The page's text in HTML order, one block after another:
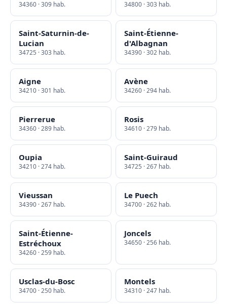
34360 · 309 hab. 34800 · 303 hab.
Saint-Saturnin-de-
Lucian
34725 · 303 hab.
Saint-Étienne-
d'Albagnan
34390 · 302 hab.
Aigne
34210 · 301 hab.
Avène
34260 · 294 hab.
Pierrerue
34360 · 289 hab.
Rosis
34610 · 279 hab.
Oupia
34210 · 274 hab.
Saint-Guiraud
34725 · 267 hab.
Vieussan
34390 · 267 hab.
Le Puech
34700 · 262 hab.
Saint-Étienne-
Estréchoux
34260 · 259 hab.
Joncels
34650 · 256 hab.
Usclas-du-Bosc
34700 · 250 hab.
Montels
34310 · 247 hab.